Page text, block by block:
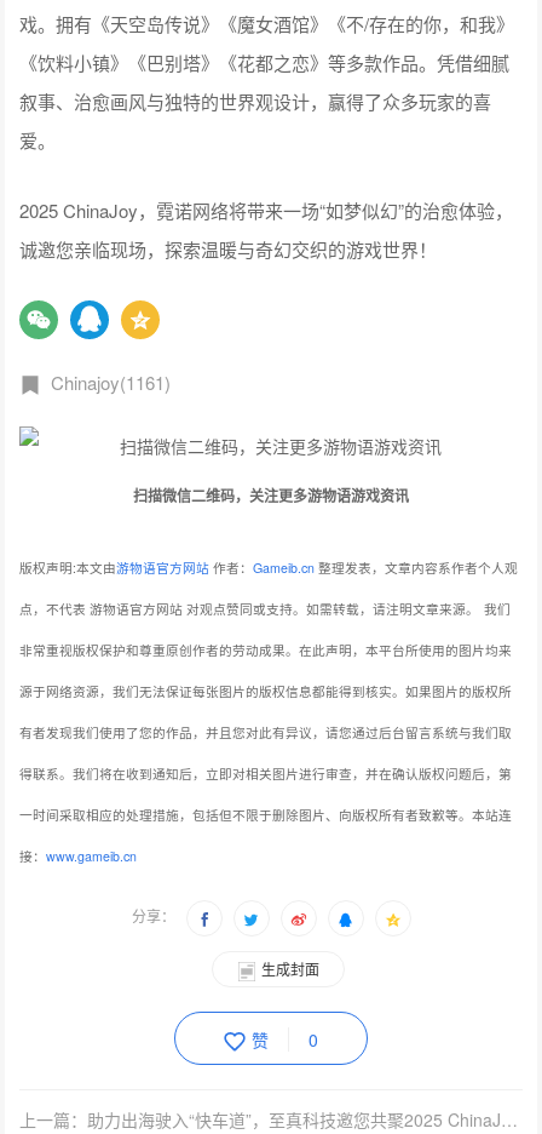
戏。拥有《天空岛传说》《魔女酒馆》《不/存在的你，和我》
《饮料小镇》《巴别塔》《花都之恋》等多款作品。凭借细腻
叙事、治愈画风与独特的世界观设计，赢得了众多玩家的喜
爱。
2025 ChinaJoy，霓诺网络将带来一场“如梦似幻”的治愈体验，
诚邀您亲临现场，探索温暖与奇幻交织的游戏世界！
Chinajoy(1161)
扫描微信二维码，关注更多游物语游戏资讯
版权声明:本文由游物语官方网站 作者：Gameib.cn 整理发表，文章内容系作者个人观
点，不代表 游物语官方网站 对观点赞同或支持。如需转载，请注明文章来源。 我们
非常重视版权保护和尊重原创作者的劳动成果。在此声明，本平台所使用的图片均来
源于网络资源，我们无法保证每张图片的版权信息都能得到核实。如果图片的版权所
有者发现我们使用了您的作品，并且您对此有异议，请您通过后台留言系统与我们取
得联系。我们将在收到通知后，立即对相关图片进行审查，并在确认版权问题后，第
一时间采取相应的处理措施，包括但不限于删除图片、向版权所有者致歉等。本站连
接：www.gameib.cn
分享：
生成封面
赞 0
上一篇：助力出海驶入“快车道”，至真科技邀您共聚2025 ChinaJoy盛会！